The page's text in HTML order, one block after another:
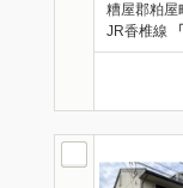
糟屋郡粕屋
JR香椎線